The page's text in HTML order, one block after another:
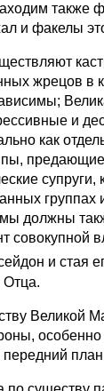
также
и факелы
жрецов
и
как
должны
и стая
Отца.
Великой